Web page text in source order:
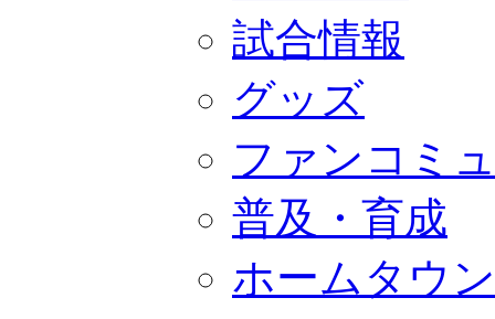
オフィシャルストア（実店舗）
オンラインストア
ACADEMY
アカデミーについて
プロジェクト
ジュニア
ジュニアユース
ユース
練習拠点（ナラディーア）
CLUB
2026/27 パートナー企業
試合情報
グッズ
ファンコミ
普及・育成
ホームタウン